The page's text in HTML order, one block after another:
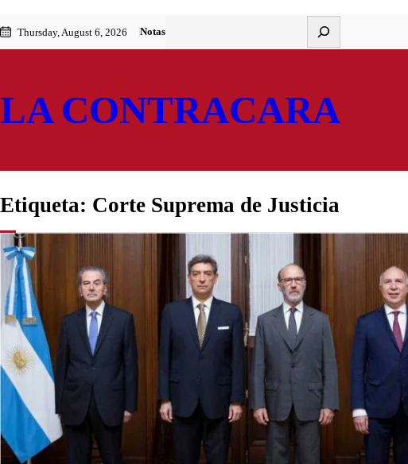
al
contenido
to
content
Thursday, August 6, 2026 Notas
LA CONTRACARA
Etiqueta: Corte Suprema de Justicia
La Corte
La supuesta “perimida”
a los integrantes de la Corte
económicos concentrados y
dirigido a la comisión de
La Contracara 20 de enero de 2023